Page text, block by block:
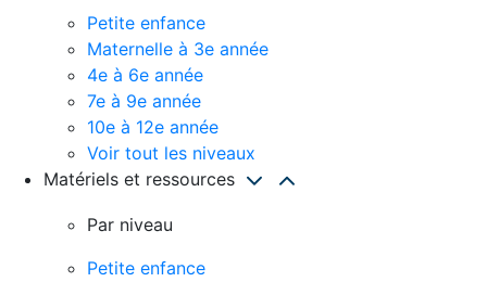
Petite enfance
Maternelle à 3e année
4e à 6e année
7e à 9e année
10e à 12e année
Voir tout les niveaux
Matériels et ressources
Par niveau
Petite enfance